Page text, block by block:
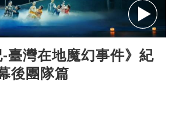
-臺灣在地魔幻事件》紀
後團隊篇